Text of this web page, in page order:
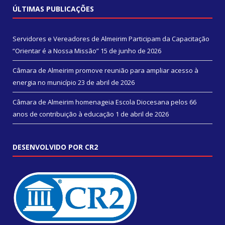
ÚLTIMAS PUBLICAÇÕES
Servidores e Vereadores de Almeirim Participam da Capacitação
“Orientar é a Nossa Missão” 15 de junho de 2026
Câmara de Almeirim promove reunião para ampliar acesso à
energia no município 23 de abril de 2026
Câmara de Almeirim homenageia Escola Diocesana pelos 66
anos de contribuição à educação 1 de abril de 2026
DESENVOLVIDO POR CR2